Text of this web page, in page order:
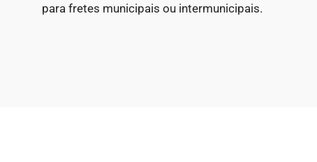
para fretes municipais ou intermunicipais.